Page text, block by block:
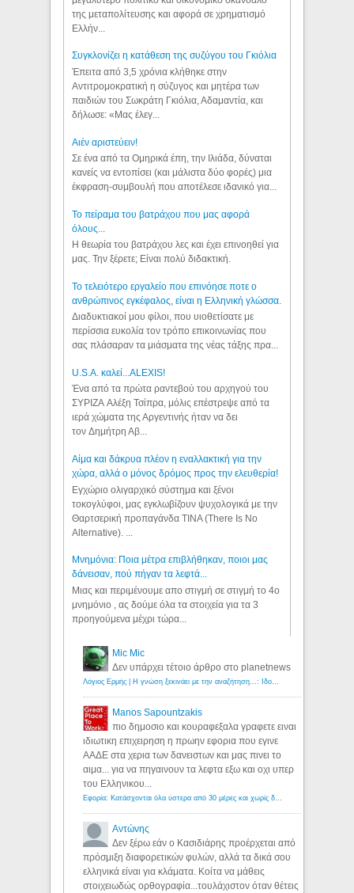
της μεταπολίτευσης και αφορά σε χρηματισμό
Ελλήν...
Συγκλονίζει η κατάθεση της συζύγου του Γκιόλια
Έπειτα από 3,5 χρόνια κλήθηκε στην
Αντιτρομοκρατική η σύζυγος και μητέρα των
παιδιών του Σωκράτη Γκιόλια, Αδαμαντία, και
δήλωσε: «Μας έλεγ...
Aιέν αριστεύειν!
Σε ένα από τα Ομηρικά έπη, την Ιλιάδα, δύναται
κανείς να εντοπίσει (και μάλιστα δύο φορές) μια
έκφραση-συμβουλή που αποτέλεσε ιδανικό για...
Το πείραμα του βατράχου που μας αφορά
όλους...
Η θεωρία του βατράχου λες και έχει επινοηθεί για
μας. Την ξέρετε; Είναι πολύ διδακτική.
Το τελειότερο εργαλείο που επινόησε ποτε ο
ανθρώπινος εγκέφαλος, είναι η Ελληνική γλώσσα.
Διαδυκτιακοί μου φίλοι, που υιοθετίσατε με
περίσσια ευκολία τον τρόπο επικοινωνίας που
σας πλάσαραν τα μιάσματα της νέας τάξης πρα...
U.S.A. καλεί...ALEXIS!
Ένα από τα πρώτα ραντεβού του αρχηγού του
ΣΥΡΙΖΑ Αλέξη Τσίπρα, μόλις επέστρεψε από τα
ιερά χώματα της Αργεντινής ήταν να δει
τον Δημήτρη Αβ...
Αίμα και δάκρυα πλέον η εναλλακτική για την
χώρα, αλλά ο μόνος δρόμος προς την ελευθερία!
Εγχώριο ολιγαρχικό σύστημα και ξένοι
τοκογλύφοι, μας εγκλωβίζουν ψυχολογικά με την
Θαρτσερική προπαγάνδα TINA (There Is No
Alternative). ...
Μνημόνια: Ποια μέτρα επιβλήθηκαν, ποιοι μας
δάνεισαν, πού πήγαν τα λεφτά...
Μιας και περιμένουμε απο στιγμή σε στιγμή το 4ο
μνημόνιο , ας δούμε όλα τα στοιχεία για τα 3
προηγούμενα μέχρι τώρα...
Mic Mic
Δεν υπάρχει τέτοιο άρθρο στο planetnews
Λόγιος Ερμής | Η γνώση ξεκινάει με την αναζήτηση...: Ιδού οι 18 που χρωστούν 11 δις ευρώ!
Manos Sapountzakis
πιο δημοσιο και κουραφεξαλα γραφετε ειναι
ιδιωτικη επιχειρηση η πρωην εφορια που εγινε
ΑΑΔΕ στα χερια των δανειστων και μας πινει το
αιμα... για να πηγαινουν τα λεφτα εξω και οχι υπερ
του Ελληνικου...
Εφορία: Κατάσχονται όλα ύστερα από 30 μέρες και χωρίς δικαστικές αποφάσεις - Λόγιος Ερμής
Αντώνης
Δεν ξέρω εάν ο Κασιδιάρης προέρχεται από
πρόσμιξη διαφορετικών φυλών, αλλά τα δικά σου
ελληνικά είναι για κλάματα. Κοίτα να μάθεις
στοιχειωδώς ορθογραφία...τουλάχιστον όταν θέτεις